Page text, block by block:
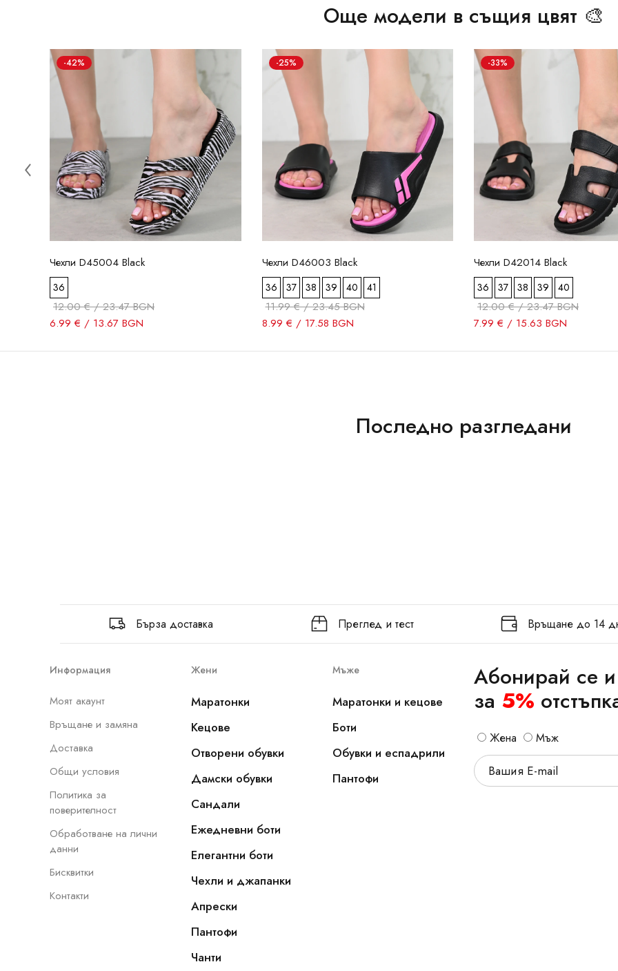
Още модели в същия цвят 🎨
-42%
Чехли D45004 Black
36
12.00 € / 23.47 BGN
6.99 € / 13.67 BGN
-25%
Чехли D46003 Black
36 37 38 39 40 41
11.99 € / 23.45 BGN
8.99 € / 17.58 BGN
-33%
Чехли D42014 Black
36 37 38 39 40
12.00 € / 23.47 BGN
7.99 € / 15.63 BGN
Последно разгледани
Бърза доставка Преглед и тест Връщане до 14
Информация
Моят акаунт
Връщане и замяна
Доставка
Общи условия
Политика за
поверителност
Обработване на лични
данни
Бисквитки
Контакти
Жени
Маратонки
Кецове
Отворени обувки
Дамски обувки
Сандали
Ежедневни боти
Елегантни боти
Чехли и джапанки
Апрески
Пантофи
Чанти
Мъже
Маратонки и кецове
Боти
Обувки и еспадрили
Пантофи
Абонирай се
за 5%
Жена Мъж